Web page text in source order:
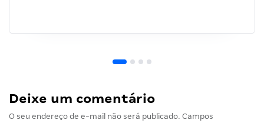
Deixe um comentário
O seu endereço de e-mail não será publicado. Campos